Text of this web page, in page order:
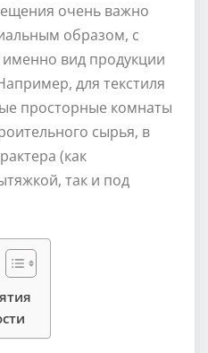
очень важно
образом, с
вид продукции
для текстиля
просторные комнаты
сырья, в
(как
так и под